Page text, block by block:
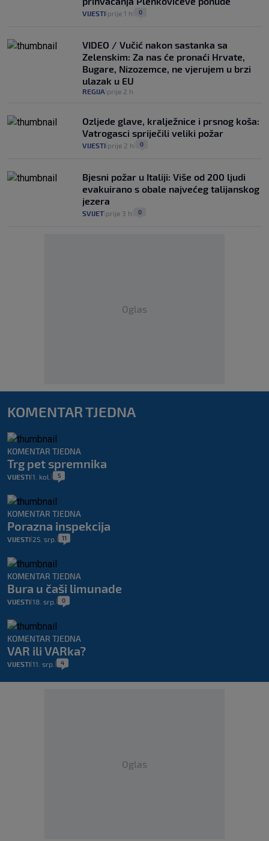
VIJESTI prije 1 h 0
VIDEO / Vučić nakon sastanka sa
Zelenskim: Za nas će pronaći Hrvate,
Bugare, Nizozemce, ne vjerujem u brzi
ulazak u EU
REGIJA prije 2 h
Ozljede glave, kralježnice i prsnog koša:
Vatrogasci spriječili veliki požar
VIJESTI prije 2 h 0
Bjesni požar u Italiji: Više od 200 ljudi
evakuirano s obale najvećeg talijanskog
jezera
SVIJET prije 3 h 0
Oglas
KOMENTAR TJEDNA
KOMENTAR TJEDNA
Trg pet spremnika
VIJESTI 1. kol. 5
KOMENTAR TJEDNA
Porazna inspekcija
VIJESTI 25. srp. 11
KOMENTAR TJEDNA
Bura u čaši limunade
VIJESTI 18. srp. 0
KOMENTAR TJEDNA
VAR ili VARka?
VIJESTI 11. srp. 4
Oglas